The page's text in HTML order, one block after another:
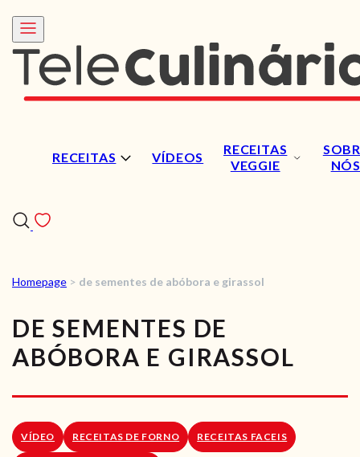
RECEITAS VÍDEOS
RECEITAS
VEGGIE
NÓS
RECEITAS
VÍDEOS
RECEITAS VEGGIE
LOJA ONLINE
Homepage > de sementes de abóbora e girassol
DE SEMENTES DE
ABÓBORA E GIRASSOL
VÍDEO RECEITAS DE FORNO RECEITAS FACEIS